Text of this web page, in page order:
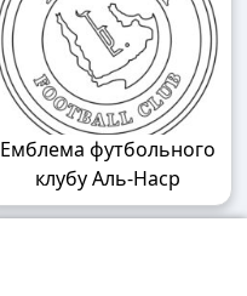
Емблема футбольного
клубу Аль-Наср